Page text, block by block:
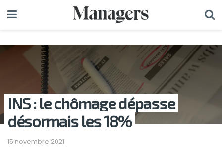
INS : le chômage dépasse
désormais les 18%
15 novembre 2021